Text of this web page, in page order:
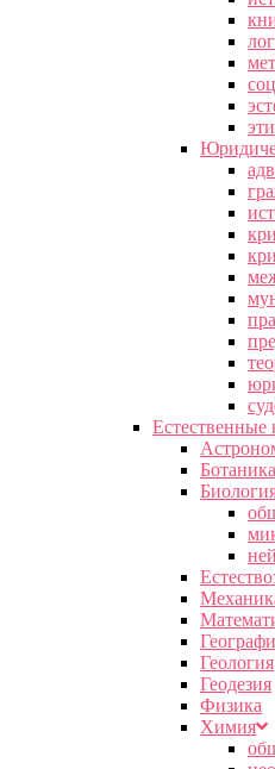
Естественные
Ботаника
Геология
Геодезия
Физика
Химия